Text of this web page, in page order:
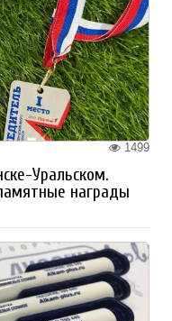
1499
Уральском.
награды